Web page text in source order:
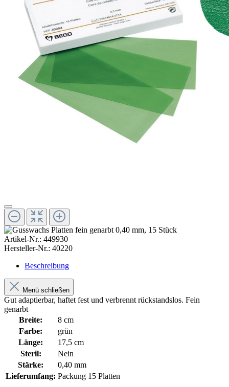
Artikel-Nr.: 449930
Hersteller-Nr.: 40220
Beschreibung
Menü schließen
Gut adaptierbar, haftet fest und verbrennt rückstandslos. Fein
genarbt
Breite:
8 cm
Farbe:
grün
Länge:
17,5 cm
Steril:
Nein
Stärke:
0,40 mm
Lieferumfang: Packung 15 Platten